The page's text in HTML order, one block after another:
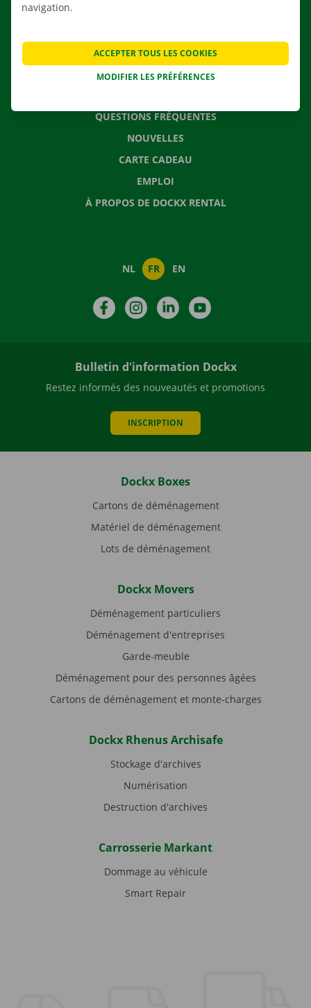
QUESTIONS FRÉQUENTES
NOUVELLES
CARTE CADEAU
EMPLOI
À PROPOS DE DOCKX RENTAL
NL FR EN
FacebookInstagramLinkedIn
Bulletin d'information Dockx
Restez informés des nouveautés et promotions
INSCRIPTION
Dockx Boxes
Cartons de déménagement
Matériel de déménagement
Lots de déménagement
Dockx Movers
Déménagement particuliers
Déménagement d'entreprises
Garde-meuble
Déménagement pour des personnes âgées
Cartons de déménagement et monte-charges
Dockx Rhenus Archisafe
Stockage d'archives
Numérisation
Destruction d'archives
Carrosserie Markant
Dommage au véhicule
Smart Repair
navigation.
MODIFIER LES PRÉFÉRENCES
ACCEPTER TOUS LES COOKIES